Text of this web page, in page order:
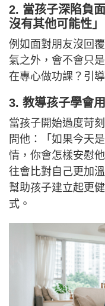
2. 當孩子深陷負
沒有其他可能性」
例如面對朋友沒回
氣之外，會不會只
在專心做功課？引
3. 教導孩子學會
當孩子開始過度苛
問他：「如果今天
情，你會怎樣安慰
往會比對自己更加
幫助孩子建立起更
式。